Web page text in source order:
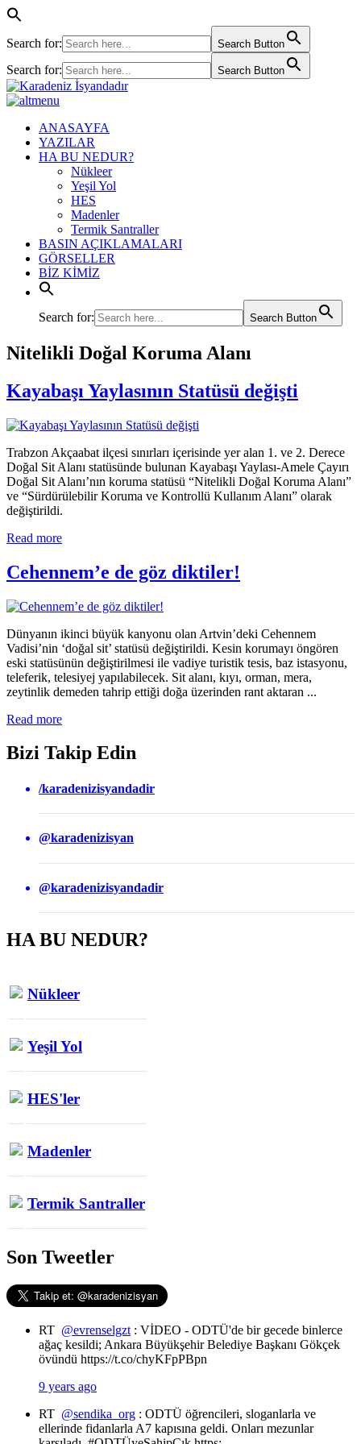
Search for: Search Button
Search for: Search Button
ANASAYFA
YAZILAR
HA BU NEDUR?
Nükleer
Yeşil Yol
HES
Madenler
Termik Santraller
BASIN AÇIKLAMALARI
GÖRSELLER
BİZ KİMİZ
Search for: Search Button
Nitelikli Doğal Koruma Alanı
Kayabaşı Yaylasının Statüsü değişti
Trabzon Akçaabat ilçesi sınırları içerisinde yer alan 1. ve 2. Derece
Doğal Sit Alanı statüsünde bulunan Kayabaşı Yaylası-Amele Çayırı
Doğal Sit Alanı’nın koruma statüsü “Nitelikli Doğal Koruma Alanı”
ve “Sürdürülebilir Koruma ve Kontrollü Kullanım Alanı” olarak
değiştirildi.
Read more
Cehennem’e de göz diktiler!
Dünyanın ikinci büyük kanyonu olan Artvin’deki Cehennem
Vadisi’nin ‘doğal sit’ statüsü değiştirildi. Kesin korumayı öngören
eski statüsünün değiştirilmesi ile vadiye turistik tesis, baz istasyonu,
teleferik, telesiyej yapılabilecek. Sit alanı, kıyı, orman, mera,
zeytinlik demeden tahrip ettiği doğa üzerinden rant aktaran ...
Read more
Bizi Takip Edin
/karadenizisyandadir
@karadenizisyan
@karadenizisyandadir
HA BU NEDUR?
Nükleer
Yeşil Yol
HES'ler
Madenler
Termik Santraller
Son Tweetler
RT @evrenselgzt : VİDEO - ODTÜ'de bir gecede binlerce
ağaç kesildi; Ankara Büyükşehir Belediye Başkanı Gökçek
övündü https://t.co/chyKFpPBpn
9 years ago
RT @sendika_org : ODTÜ öğrencileri, sloganlarla ve
ellerinde fidanlarla A7 kapısına geldi. Onları mezunlar